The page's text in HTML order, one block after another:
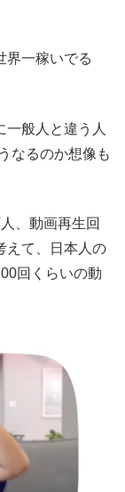
界一稼いでる
般人と違う人
なるのか想像も
、動画再生回
えて、日本人の
回くらいの動